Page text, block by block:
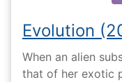
Evolution
When an alien
that of her exotic